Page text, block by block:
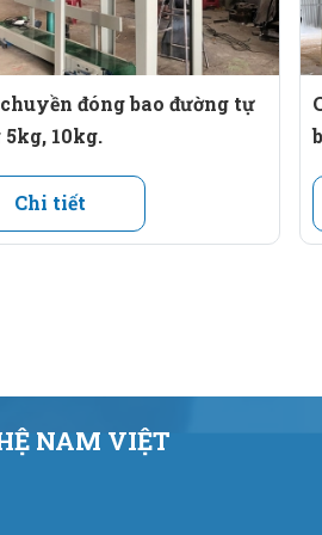
giúp bạn dễ dàng vận hành một
đóng bao đường tự
5kg, 10kg.
Chi tiết
NAM VIỆT